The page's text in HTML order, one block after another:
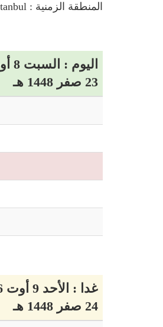
المنطقة الزمنية : Europe/Istanbul.
اليوم : السبت 8 أوت 2026 م
23 صفر 1448 هـ
غدا : الأحد 9 أوت 2026 م
24 صفر 1448 هـ